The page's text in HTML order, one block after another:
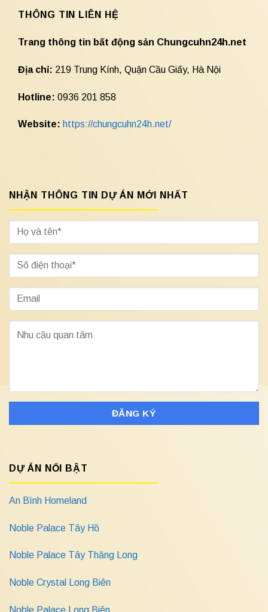
THÔNG TIN LIÊN HỆ
Trang thông tin bất động sản Chungcuhn24h.net
Địa chỉ: 219 Trung Kính, Quận Cầu Giấy, Hà Nội
Hotline: 0936 201 858
Website: https://chungcuhn24h.net/
NHẬN THÔNG TIN DỰ ÁN MỚI NHẤT
DỰ ÁN NỔI BẬT
An Bình Homeland
Noble Palace Tây Hồ
Noble Palace Tây Thăng Long
Noble Crystal Long Biên
Noble Palace Long Biên